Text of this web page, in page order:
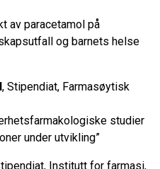
av paracetamol på
og barnets helse
, Stipendiat, Farmasøytisk
studier
under utvikling”
Institutt for farmasi,